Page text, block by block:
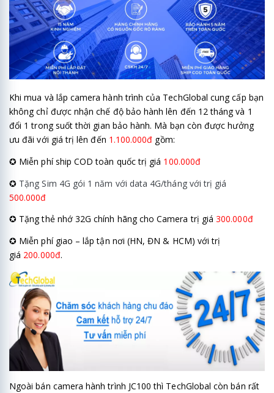
Khi mua và lắp camera hành trình của TechGlobal cung cấp bạn
không chỉ được nhận chế độ bảo hành lên đến 12 tháng và 1
đổi 1 trong suốt thời gian bảo hành. Mà bạn còn được hưởng
ưu đãi với giá trị lên đến 1.100.000đ gồm:
✪ Miễn phí ship COD toàn quốc trị giá 100.000đ
✪ Tặng Sim 4G gói 1 năm với data 4G/tháng với trị giá
500.000đ
✪ Tặng thẻ nhớ 32G chính hãng cho Camera trị giá 300.000đ
✪ Miễn phí giao – lắp tận nơi (HN, ĐN & HCM) với trị
giá 200.000đ.
Ngoài bán camera hành trình JC100 thì TechGlobal còn bán rất